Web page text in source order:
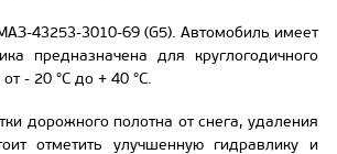
43253-3010-69 (G5). Автомобиль имеет
предназначена для круглогодичного
- 20 °С до + 40 °С.
дорожного полотна от снега, удаления
отметить улучшенную гидравлику и